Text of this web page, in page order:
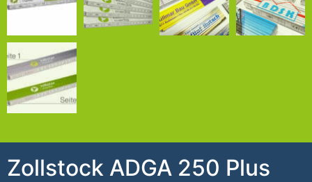
Zollstock ADGA 250 Plus